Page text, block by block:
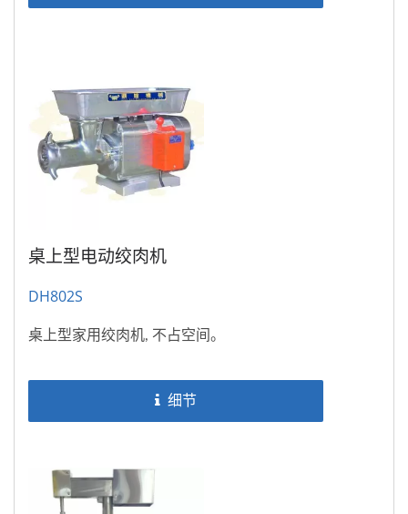
桌上型电动绞肉机
DH802S
桌上型家用绞肉机, 不占空间。
细节